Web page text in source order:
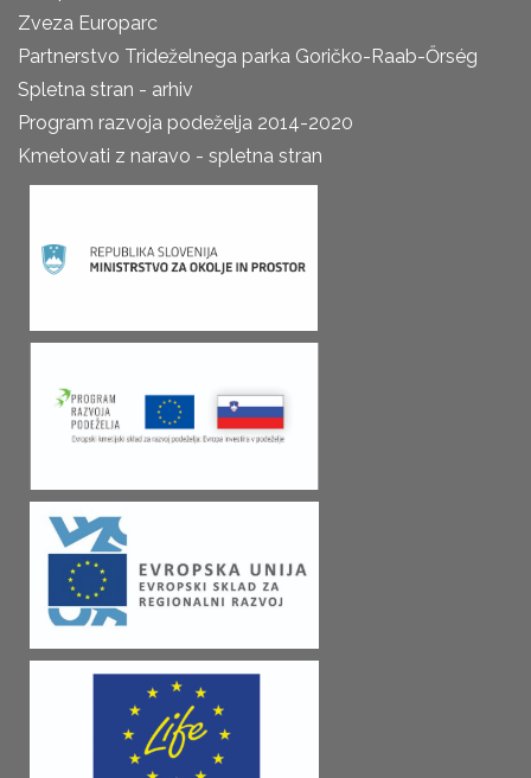
Zveza Europarc
Partnerstvo Trideželnega parka Goričko-Raab-Őrség
Spletna stran - arhiv
Program razvoja podeželja 2014-2020
Kmetovati z naravo - spletna stran